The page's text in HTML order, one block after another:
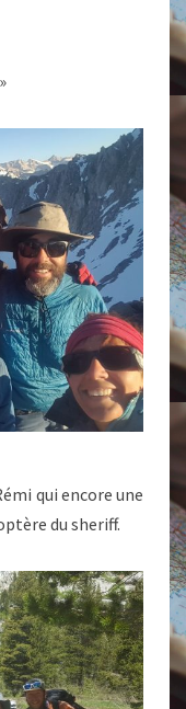
qui encore une
du sheriff.